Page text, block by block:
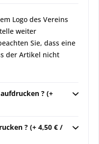
Logo des Vereins
weiter
Sie, dass eine
der Artikel nicht
? (+
? (+ 4,50 € /